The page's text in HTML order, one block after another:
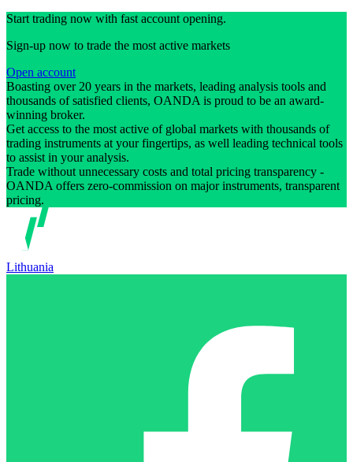
Start trading now with fast account opening.
Sign-up now to trade the most active markets
Open account
Boasting over 20 years in the markets, leading analysis tools and
thousands of satisfied clients, OANDA is proud to be an award-
winning broker.
Get access to the most active of global markets with thousands of
trading instruments at your fingertips, as well leading technical tools
to assist in your analysis.
Trade without unnecessary costs and total pricing transparency -
OANDA offers zero-commission on major instruments, transparent
pricing.
Lithuania